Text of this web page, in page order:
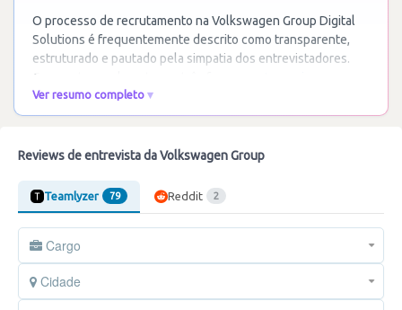
O processo de recrutamento na Volkswagen Group Digital
Solutions é frequentemente descrito como transparente,
estruturado e pautado pela simpatia dos entrevistadores.
Composto geralmente por três fases, o
Ver resumo completo
Reviews de entrevista da Volkswagen Group
Teamlyzer 79 Reddit 2
Cargo
Cidade